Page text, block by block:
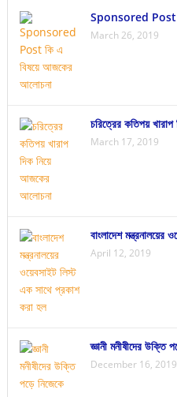
Sponsored Post
March 26, 2019
চরিত্রের কতিপয়
March 17, 2019
বাংলাদেশ
April 12, 2019
জ্ঞানী মনীষীদের
December 16, 2019